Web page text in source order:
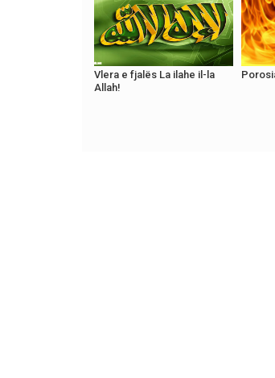
Vlera e fjalës La ilahe il-la
Allah!